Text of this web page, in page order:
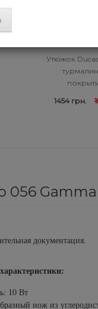
Утюжок
с
системой
Утюжок
1454 грн.
056
документация.
10 Вт
нож из